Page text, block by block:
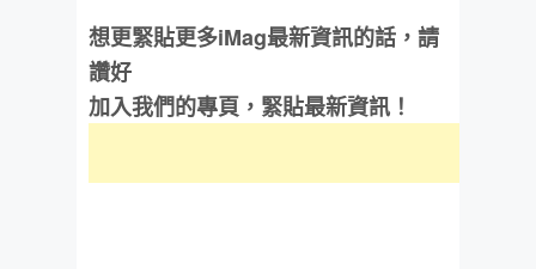
想更緊貼更多iMag最新資訊的話，請
讚好
加入我們的專頁，緊貼最新資訊！